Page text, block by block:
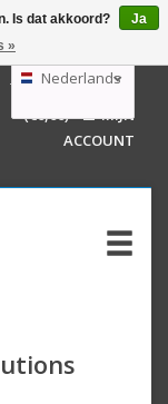
GBP
AUD
Nederlands
Deutsch
English
WINKELWAGEN
(€0,00)
MIJN
ACCOUNT
Is dat akkoord?
Ja
»